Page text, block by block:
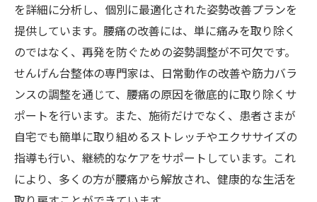
を詳細に分析し、個別に最適化された姿勢改善プランを
提供しています。腰痛の改善には、単に痛みを取り除く
のではなく、再発を防ぐための姿勢調整が不可欠です。
せんげん台整体の専門家は、日常動作の改善や筋力バラ
ンスの調整を通じて、腰痛の原因を徹底的に取り除くサ
ポートを行います。また、施術だけでなく、患者さまが
自宅でも簡単に取り組めるストレッチやエクササイズの
指導も行い、継続的なケアをサポートしています。これ
により、多くの方が腰痛から解放され、健康的な生活を